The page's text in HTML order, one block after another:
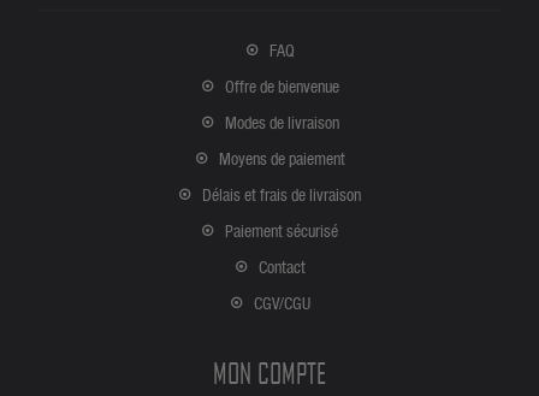
FAQ
Offre de bienvenue
Modes de livraison
Moyens de paiement
Délais et frais de livraison
Paiement sécurisé
Contact
CGV/CGU
MON COMPTE